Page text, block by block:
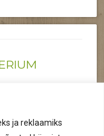
ja reklaamiks